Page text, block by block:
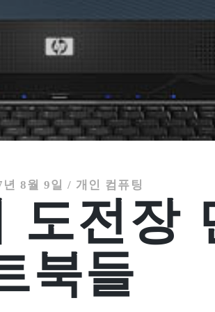
년 8월 9일 / 개인 컴퓨팅
도전장
북들